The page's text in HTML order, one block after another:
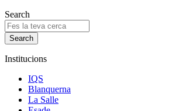
Search
Institucions
IQS
Blanquerna
La Salle